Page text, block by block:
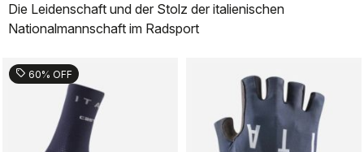
Die Leidenschaft und der Stolz der italienischen
Nationalmannschaft im Radsport
sell 60% OFF